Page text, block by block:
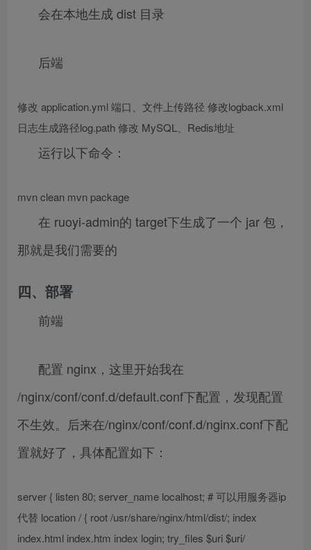
会在本地生成 dist 目录
后端
修改 application.yml 端口、文件上传路径 修改logback.xml
日志生成路径log.path 修改 MySQL、Redis地址
运行以下命令：
mvn clean mvn package
在 ruoyi-admin的 target下生成了一个 jar 包，
那就是我们需要的
四、部署
前端
配置 nginx，这里开始我在
/nginx/conf/conf.d/default.conf下配置，发现配置
不生效。后来在/nginx/conf/conf.d/nginx.conf下配
置就好了，具体配置如下：
server { listen 80; server_name localhost; # 可以用服务器ip
代替 location / { root /usr/share/nginx/html/dist/; index
index.html index.htm index login; try_files $uri $uri/